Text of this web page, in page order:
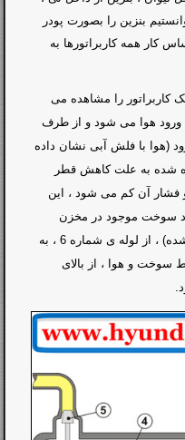
بنزین را بصورت پودر
کار همه کاربراتورها به
کاربراتور را مشاهده می
1 وارد منیفولد ورود هوا می شود و از طرف
(هوا با فلش آبی نشان داده
با نقطه 2 نشان داده شده به علت کاهش قطر
فشار آن کم می شود ، این
سوخت موجود در مخزن
شماره 3 (سوخت با رنگ زرد نشان داده شده) ، از لوله ی شماره 6 ، به
سوخت و هوا ، از بالای